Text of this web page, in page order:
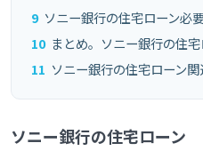
9 ソニー銀行の住宅ローン必
10 まとめ。ソニー銀行の住
11 ソニー銀行の住宅ローン
ソニー銀行の住宅ローン